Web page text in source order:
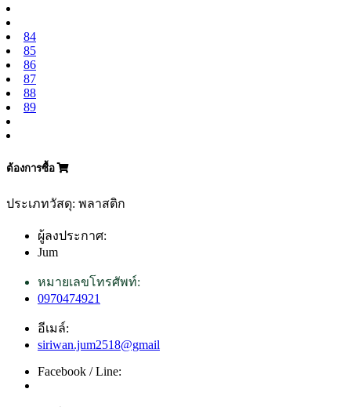
84
85
86
87
88
89
ต้องการซื้อ
ประเภทวัสดุ: พลาสติก
ผู้ลงประกาศ:
Jum
หมายเลขโทรศัพท์:
0970474921
อีเมล์:
siriwan.jum2518@gmail
Facebook / Line: